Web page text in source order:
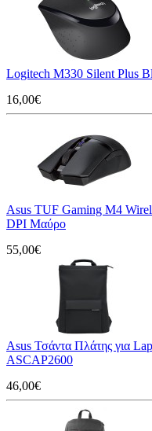
Logitech M330 Silent Plus
16,00€
Asus TUF Gaming M4
DPI Μαύρο
55,00€
Asus Τσάντα Πλάτης για
ASCAP2600
46,00€